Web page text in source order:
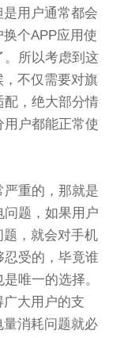
用户通常都会
个APP应用使
。所以考虑到这
不仅需要对旗
配，绝大部分情
户都能正常使
严重的，那就是
问题，如果用户
，就会对手机
受的，毕竟谁
唯一的选择。
大用户的支
消耗问题就必